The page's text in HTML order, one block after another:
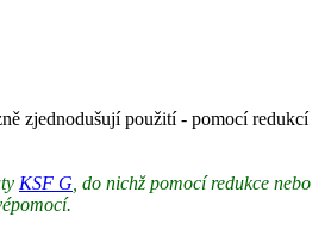
zjednodušují použití - pomocí redukcí
KSF G , do nichž pomocí redukce nebo